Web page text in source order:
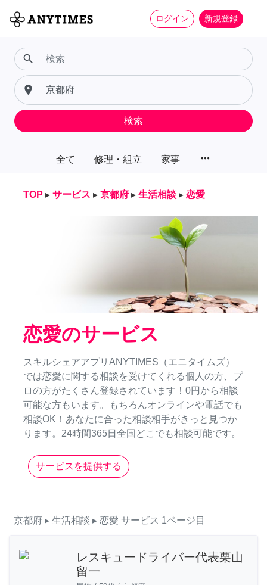
ログイン 新規登録
全て 修理・組立 家事 more_horiz
search
place
検索
TOP ▸ サービス ▸ 京都府 ▸ 生活相談 ▸ 恋愛
恋愛のサービス
スキルシェアアプリANYTIMES（エニタイムズ）
では恋愛に関する相談を受けてくれる個人の方、プ
ロの方がたくさん登録されています！0円から相談
可能な方もいます。もちろんオンラインや電話でも
相談OK！あなたに合った相談相手がきっと見つか
ります。24時間365日全国どこでも相談可能です。
サービスを提供する
京都府 ▸ 生活相談 ▸ 恋愛 サービス 1ページ目
レスキュードライバー代表栗山
留一